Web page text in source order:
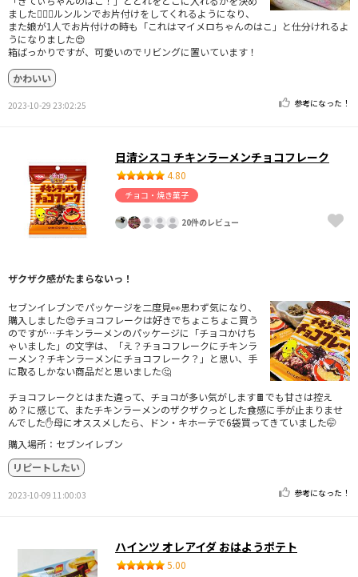
ました🙆🏻‍♀️ルンルンでお片付けをしてくれるようになり、
また娘が1人でお片付けの時も「これはマイメロちゃんのはこ」と仕分けれるよ
うになりました😍
箱ばっかりですが、可愛いのでリビングに置いています！
かわいい
2023-10-29 23:02:25 参考になった！
日清シスコ チキンラーメンチョコフレーク
4.80
チョコ・焼き菓子
20件のレビュー
ザクザク感がたまらないっ！
セブンイレブンでパッケージを二度見👀思わず気になり、
購入しました😍チョコフレークは好きでちょこちょこ買う
のですが…チキンラーメンのパッケージに「チョコかけち
ゃいました」の文字は、「え？チョコフレークにチキンラ
ーメン？チキンラーメンにチョコフレーク？」と思い、手
に取るしかない商品だと思いました🤔
チョコフレークとはまた違って、チョコが多い気がします🍫でも甘さは控え
め？に感じて、またチキンラーメンのザクザクっとした食感に手が止まりませ
んでした✋母にオススメしたら、ドン・キホーテで6袋買ってきていました🤭
購入場所：セブンイレブン
リピートしたい
2023-10-09 11:00:03 参考になった！
ハインツ オレアイダ おはようポテト
5.00